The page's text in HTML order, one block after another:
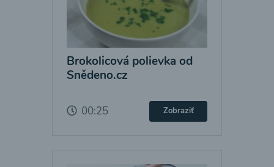
Brokolicová polievka od
Snědeno.cz
00:25 Zobraziť